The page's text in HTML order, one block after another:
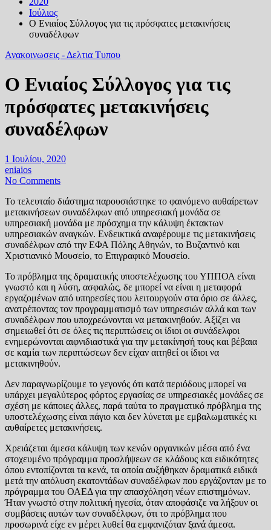
Ιούλιος
Ο Ενιαίος Σύλλογος για τις πρόσφατες μετακινήσεις
συναδέλφων
Ανακοινωσεις - Δελτια Τυπου
Ο Ενιαίος Σύλλογος για τις
πρόσφατες μετακινήσεις
συναδέλφων
1 Ιουλίου, 2020
eniaios
No Comments
Το τελευταίο διάστημα παρουσιάστηκε το φαινόμενο αυθαίρετων
μετακινήσεων συναδέλφων από υπηρεσιακή μονάδα σε
υπηρεσιακή μονάδα με πρόσχημα την κάλυψη έκτακτων
υπηρεσιακών αναγκών. Ενδεικτικά αναφέρουμε τις μετακινήσεις
συναδέλφων από την ΕΦΑ Πόλης Αθηνών, το Βυζαντινό και
Χριστιανικό Μουσείο, το Επιγραφικό Μουσείο.
Το πρόβλημα της δραματικής υποστελέχωσης του ΥΠΠΟΑ είναι
γνωστό και η λύση, ασφαλώς, δε μπορεί να είναι η μεταφορά
εργαζομένων από υπηρεσίες που λειτουργούν στα όριο σε άλλες,
ανατρέποντας τον προγραμματισμό των υπηρεσιών αλλά και των
συναδέλφων που υποχρεώνονται να μετακινηθούν. Αξίζει να
σημειωθεί ότι σε όλες τις περιπτώσεις οι ίδιοι οι συνάδελφοι
ενημερώνονται αιφνιδιαστικά για την μετακίνησή τους και βέβαια
σε καμία των περιπτώσεων δεν είχαν αιτηθεί οι ίδιοι να
μετακινηθούν.
Δεν παραγνωρίζουμε το γεγονός ότι κατά περιόδους μπορεί να
υπάρχει μεγαλύτερος φόρτος εργασίας σε υπηρεσιακές μονάδες σε
σχέση με κάποιες άλλες, παρά ταύτα το πραγματικό πρόβλημα της
υποστελέχωσης είναι πάγιο και δεν λύνεται με εμβαλωματικές κι
αυθαίρετες μετακινήσεις.
Χρειάζεται άμεσα κάλυψη των κενών οργανικών μέσα από ένα
στοχευμένο πρόγραμμα προσλήψεων σε κλάδους και ειδικότητες
όπου εντοπίζονται τα κενά, τα οποία αυξήθηκαν δραματικά ειδικά
μετά την απόλυση εκατοντάδων συναδέλφων που εργάζονταν με το
πρόγραμμα του ΟΑΕΔ για την απασχόληση νέων επιστημόνων.
Ήταν γνωστό στην πολιτική ηγεσία, όταν αποφάσιζε να λήξουν οι
συμβάσεις αυτών των συναδέλφων, ότι το πρόβλημα που
προσωρινά είχε εν μέρει λυθεί θα εμφανιζόταν ξανά άμεσα.